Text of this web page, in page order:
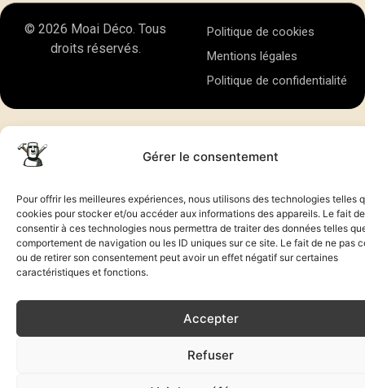
Gérer le consentement
Pour offrir les meilleures expériences, nous utilisons des technologies telles
cookies pour stocker et/ou accéder aux informations des appareils. Le fait de
consentir à ces technologies nous permettra de traiter des données telles
comportement de navigation ou les ID uniques sur ce site. Le fait de ne pas
ou de retirer son consentement peut avoir un effet négatif sur certaines
caractéristiques et fonctions.
Accepter
Refuser
© 2026 Moai Déco. Tous
droits réservés.
Politique de cookies
Mentions légales
Politique de confidentialité